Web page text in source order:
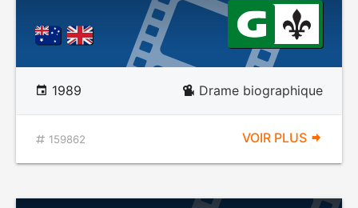
1989 Drame biographique
159862 VOIR PLUS